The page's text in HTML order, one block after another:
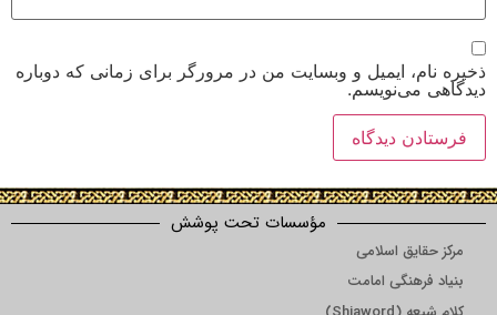
ایمیل و وبسایت من در مرورگر برای زمانی که دوباره
مؤسسات تحت پوشش
اسلامی
امامت